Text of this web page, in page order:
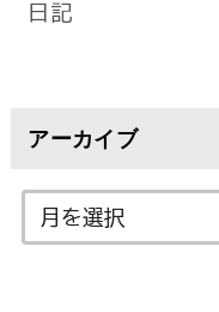
日記
アーカイブ